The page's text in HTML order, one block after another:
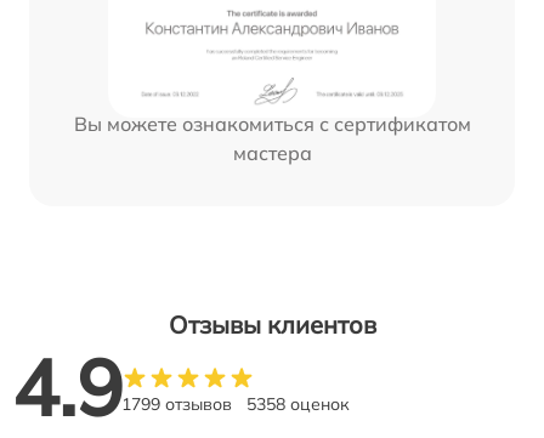
Вы можете ознакомиться с сертификатом
мастера
Отзывы клиентов
4.91799 отзывов 5358 оценок